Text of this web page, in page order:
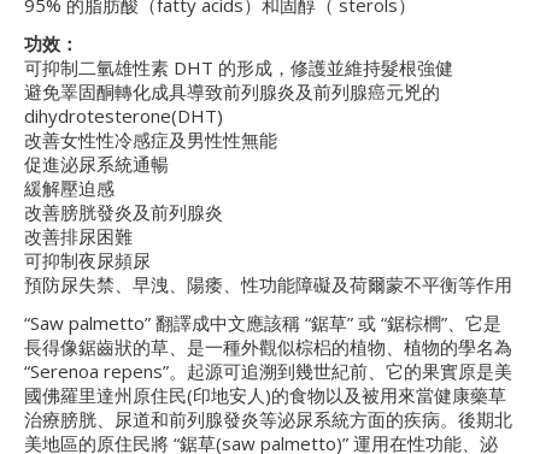
95% 的脂肪酸（fatty acids）和固醇（ sterols）
功效：
可抑制二氫雄性素 DHT 的形成，修護並維持髮根強健
避免睪固酮轉化成具導致前列腺炎及前列腺癌元兇的
dihydrotesterone(DHT)
改善女性性冷感症及男性性無能
促進泌尿系統通暢
緩解壓迫感
改善膀胱發炎及前列腺炎
改善排尿困難
可抑制夜尿頻尿
預防尿失禁、早洩、陽痿、性功能障礙及荷爾蒙不平衡等作用
“Saw palmetto” 翻譯成中文應該稱 “鋸草” 或 “鋸棕櫚”、它是
長得像鋸齒狀的草、是一種外觀似棕梠的植物、植物的學名為
“Serenoa repens”。起源可追溯到幾世紀前、它的果實原是美
國佛羅里達州原住民(印地安人)的食物以及被用來當健康藥草
治療膀胱、尿道和前列腺發炎等泌尿系統方面的疾病。後期北
美地區的原住民將 “鋸草(saw palmetto)” 運用在性功能、泌